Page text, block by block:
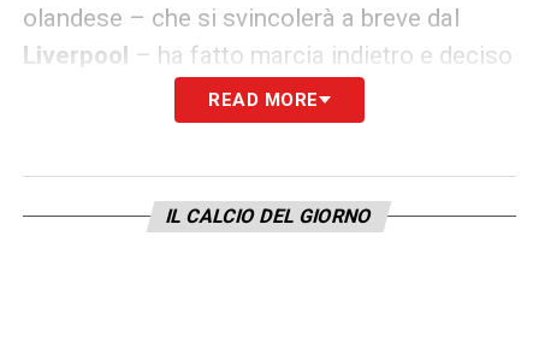
olandese – che si svincolerà a breve dal
Liverpool – ha fatto marcia indietro e deciso
di accettare la proposta dei parigini.
Complice il tecnico Mauricio Pochettino, che
READ MORE
IL CALCIO DEL GIORNO